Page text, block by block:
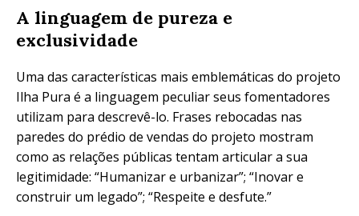
A linguagem de pureza e
exclusividade
Uma das características mais emblemáticas do projeto
Ilha Pura é a linguagem peculiar seus fomentadores
utilizam para descrevê-lo. Frases rebocadas nas
paredes do prédio de vendas do projeto mostram
como as relações públicas tentam articular a sua
legitimidade: “Humanizar e urbanizar”; “Inovar e
construir um legado”; “Respeite e desfute.”